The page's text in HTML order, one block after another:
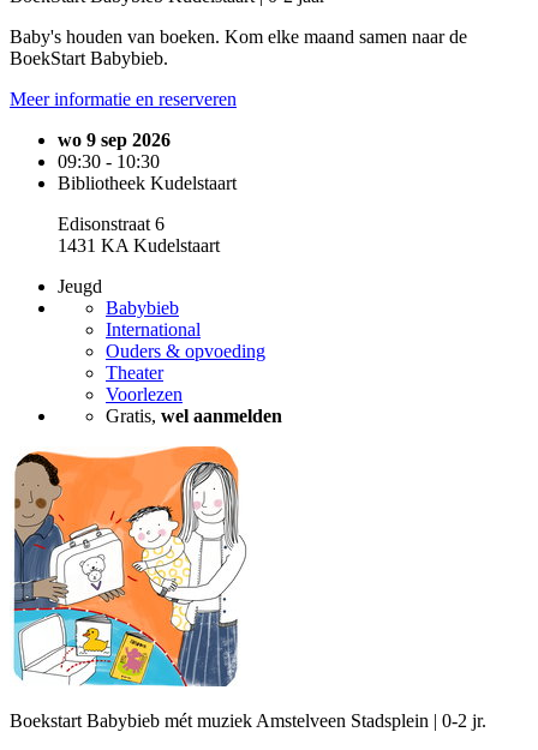
Baby's houden van boeken. Kom elke maand samen naar de
BoekStart Babybieb.
Meer informatie en reserveren
wo 9 sep 2026
09:30 - 10:30
Bibliotheek Kudelstaart
Edisonstraat 6
1431 KA Kudelstaart
Jeugd
Babybieb
International
Ouders & opvoeding
Theater
Voorlezen
Gratis, wel aanmelden
Boekstart Babybieb mét muziek Amstelveen Stadsplein | 0-2 jr.